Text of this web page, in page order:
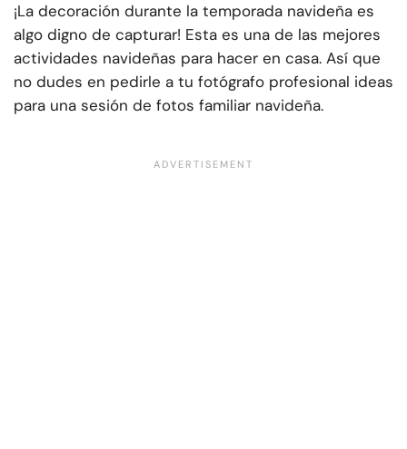
¡La decoración durante la temporada navideña es
algo digno de capturar! Esta es una de las mejores
actividades navideñas para hacer en casa. Así que
no dudes en pedirle a tu fotógrafo profesional ideas
para una sesión de fotos familiar navideña.